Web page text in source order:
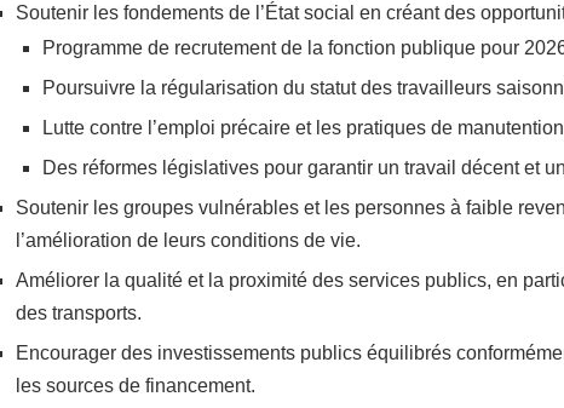
Soutenir les fondements de l’État social en créant des
Programme de recrutement de la fonction publique pour
Poursuivre la régularisation du statut des travailleurs
Lutte contre l’emploi précaire et les pratiques de
Des réformes législatives pour garantir un travail décent et
Soutenir les groupes vulnérables et les personnes à faible
l’amélioration de leurs conditions de vie.
Améliorer la qualité et la proximité des services publics, en
des transports.
Encourager des investissements publics équilibrés
les sources de financement.